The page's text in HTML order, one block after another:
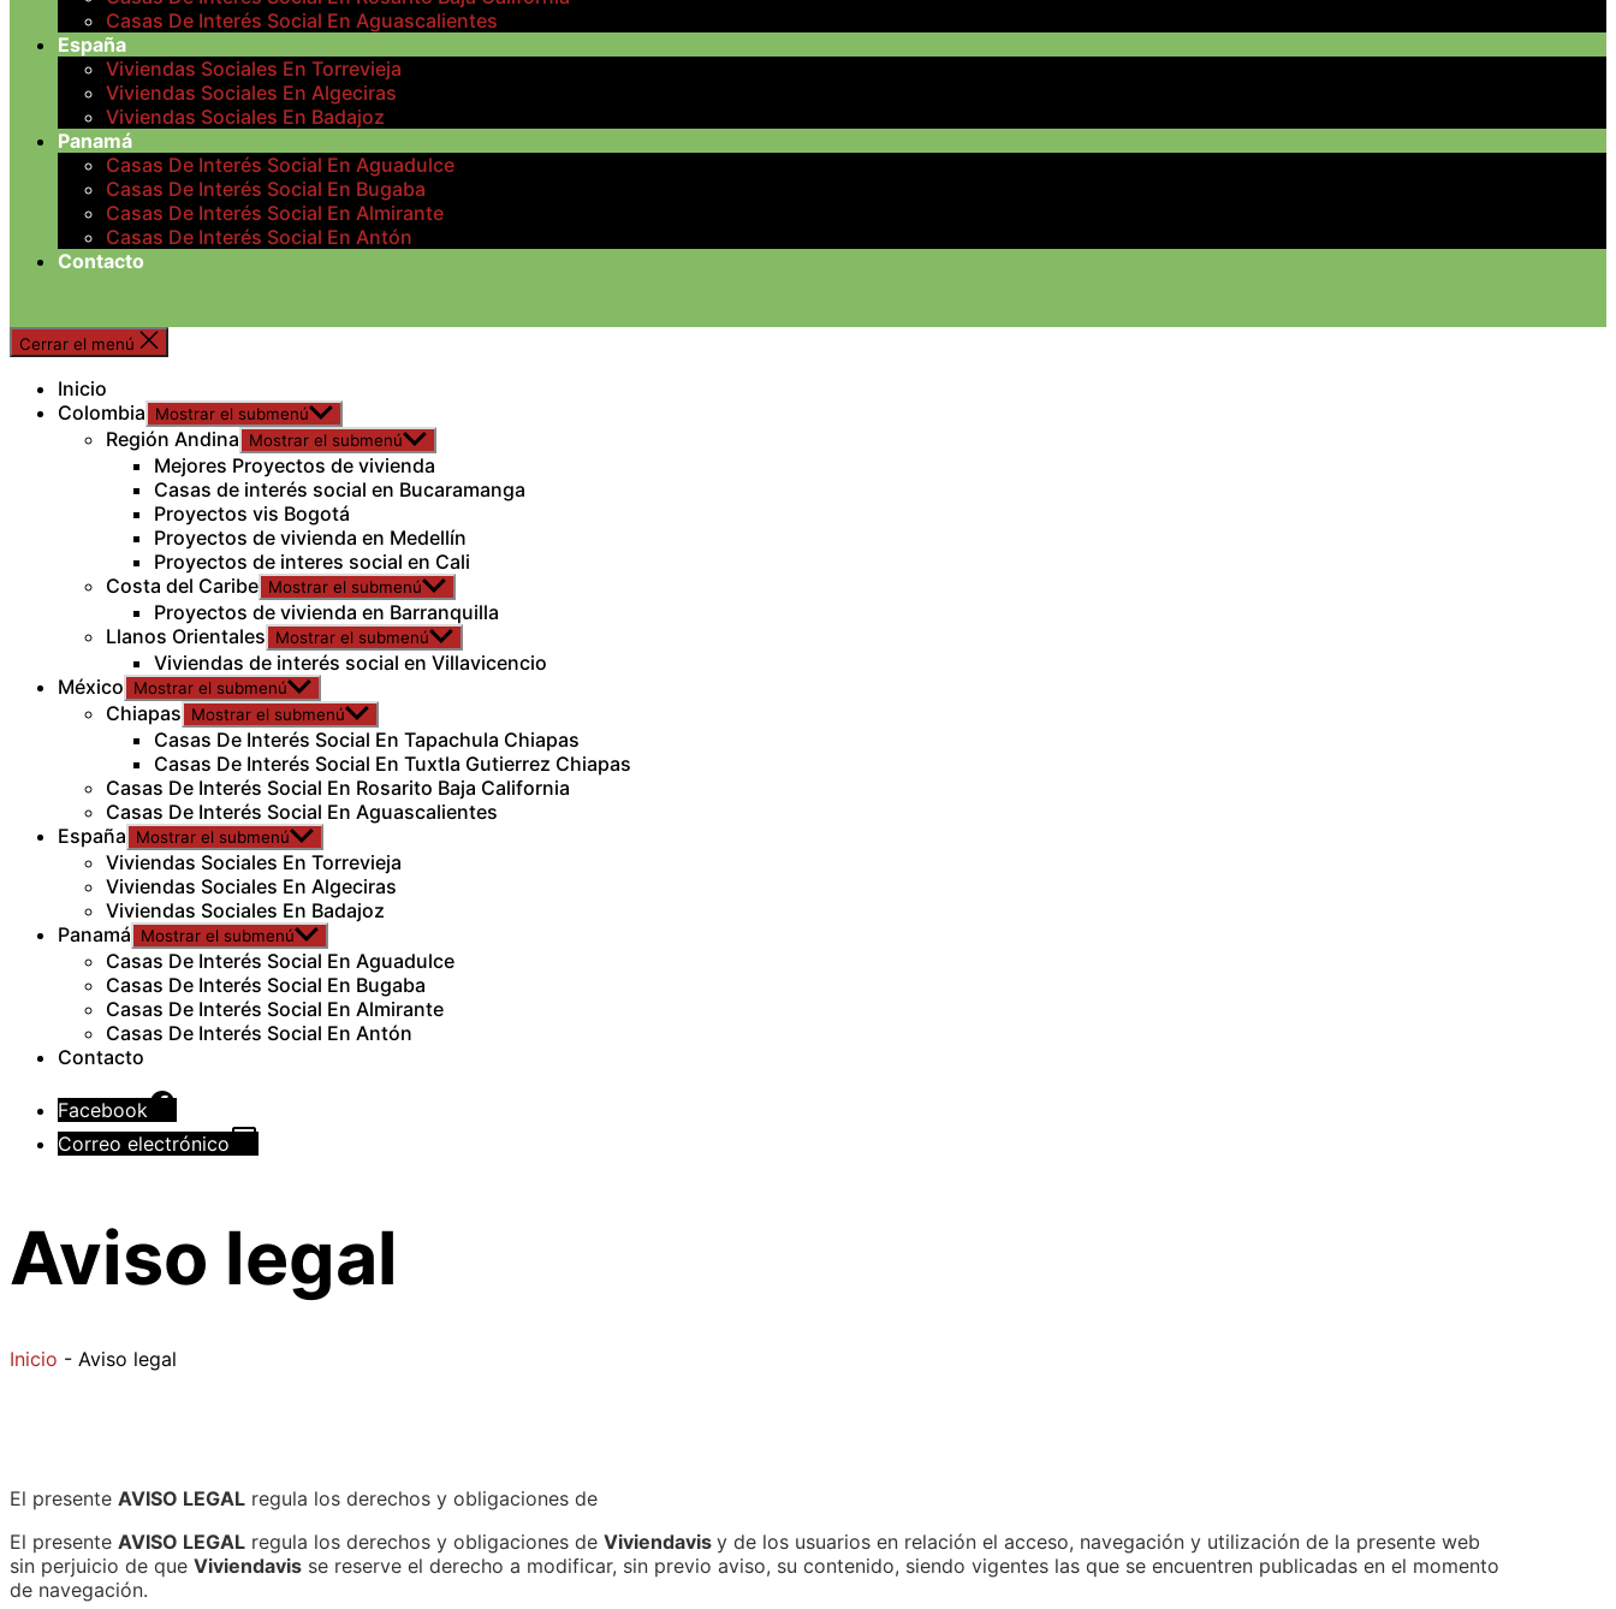
Casas De Interés Social En Aguascalientes
España
Viviendas Sociales En Torrevieja
Viviendas Sociales En Algeciras
Viviendas Sociales En Badajoz
Panamá
Casas De Interés Social En Aguadulce
Casas De Interés Social En Bugaba
Casas De Interés Social En Almirante
Casas De Interés Social En Antón
Contacto
Cerrar el menú
Inicio
Colombia
Mostrar el submenú
Región Andina Mostrar el submenú
Mejores Proyectos de vivienda
Casas de interés social en Bucaramanga
Proyectos vis Bogotá
Proyectos de vivienda en Medellín
Proyectos de interes social en Cali
Costa del Caribe Mostrar el submenú
Proyectos de vivienda en Barranquilla
Llanos Orientales
Mostrar el submenú
Viviendas de interés social en Villavicencio
México
Mostrar el submenú
Chiapas Mostrar el submenú
Casas De Interés Social En Tapachula Chiapas
Casas De Interés Social En Tuxtla Gutierrez Chiapas
Casas De Interés Social En Rosarito Baja California
Casas De Interés Social En Aguascalientes
España
Mostrar el submenú
Viviendas Sociales En Torrevieja
Viviendas Sociales En Algeciras
Viviendas Sociales En Badajoz
Panamá
Mostrar el submenú
Casas De Interés Social En Aguadulce
Casas De Interés Social En Bugaba
Casas De Interés Social En Almirante
Casas De Interés Social En Antón
Contacto
Facebook
Correo electrónico
Aviso legal
Inicio - Aviso legal
El presente AVISO LEGAL regula los derechos y obligaciones de
El presente AVISO LEGAL regula los derechos y obligaciones de Viviendavis y de los usuarios en relación el acceso, navegación y utilización de la presente web
sin perjuicio de que Viviendavis se reserve el derecho a modificar, sin previo aviso, su contenido, siendo vigentes las que se encuentren publicadas en el momento
de navegación.